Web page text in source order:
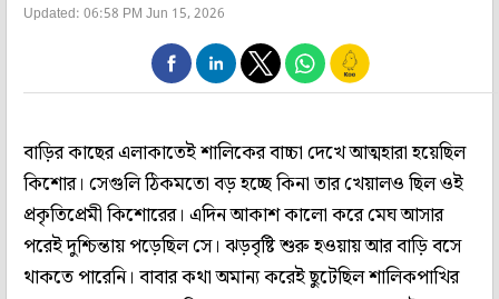
Updated: 06:58 PM Jun 15, 2026
বাড়ির কাছের এলাকাতেই শালিকের বাচ্চা দেখে আত্মহারা হয়েছিল
কিশোর। সেগুলি ঠিকমতো বড় হচ্ছে কিনা তার খেয়ালও ছিল ওই
প্রকৃতিপ্রেমী কিশোরের। এদিন আকাশ কালো করে মেঘ আসার
পরেই দুশ্চিন্তায় পড়েছিল সে। ঝড়বৃষ্টি শুরু হওয়ায় আর বাড়ি বসে
থাকতে পারেনি। বাবার কথা অমান্য করেই ছুটেছিল শালিকপাখির